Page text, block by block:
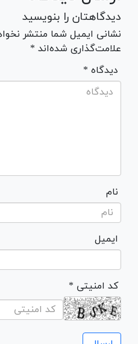
دیدگاهتان را بنویسید
نشانی ایمیل شما منتشر
علامت‌گذاری شده‌اند *
* دیدگاه
نام
ایمیل
* کد امنیتی